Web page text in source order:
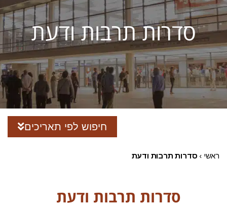
סדרות תרבות ודעת
חיפוש לפי תאריכים
ראשי › סדרות תרבות ודעת
סדרות תרבות ודעת